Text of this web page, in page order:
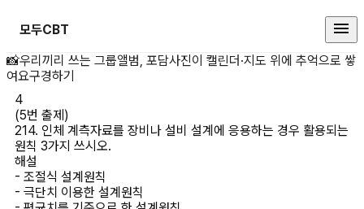
모두CBT
(5번 출제) 214. 인체 계측자료를
📸우리끼리 쓰는 그룹앨범, 포담사진이 캘린더·지도 위에 추억으로 쌓
여요구경하기
4
(5번 출제)
214. 인체 계측자료를 장비나 설비 설계에 응용하는 경우 활용되는
원칙 3가지 쓰시오.
해설
- 조절식 설계원칙
- 극단치 이용한 설계원칙